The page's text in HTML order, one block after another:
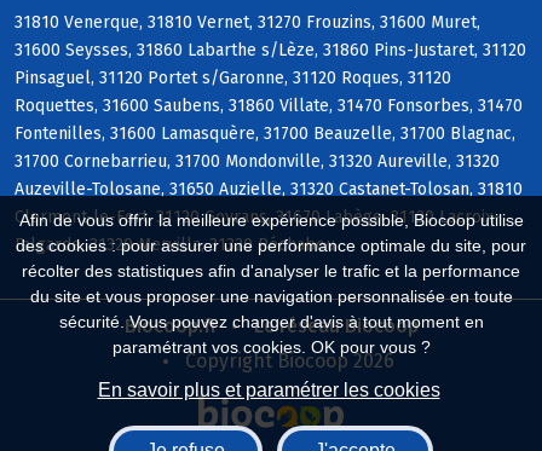
Afin de vous offrir la meilleure expérience possible, Biocoop utilise
des cookies : pour assurer une performance optimale du site, pour
récolter des statistiques afin d'analyser le trafic et la performance
du site et vous proposer une navigation personnalisée en toute
sécurité. Vous pouvez changer d'avis à tout moment en
paramétrant vos cookies. OK pour vous ?
En savoir plus et paramétrer les cookies
31810 Venerque, 31810 Vernet, 31270 Frouzins, 31600 Muret,
31600 Seysses, 31860 Labarthe s/Lèze, 31860 Pins-Justaret, 31120
Pinsaguel, 31120 Portet s/Garonne, 31120 Roques, 31120
Roquettes, 31600 Saubens, 31860 Villate, 31470 Fonsorbes, 31470
Fontenilles, 31600 Lamasquère, 31700 Beauzelle, 31700 Blagnac,
31700 Cornebarrieu, 31700 Mondonville, 31320 Aureville, 31320
Auzeville-Tolosane, 31650 Auzielle, 31320 Castanet-Tolosan, 31810
Clermont-le-Fort, 31120 Goyrans, 31670 Labège, 31120 Lacroix-
Falgarde, 31320 Mervilla, 31320 Péchabou
Biocoop.fr
Le réseau Biocoop
Copyright Biocoop 2026